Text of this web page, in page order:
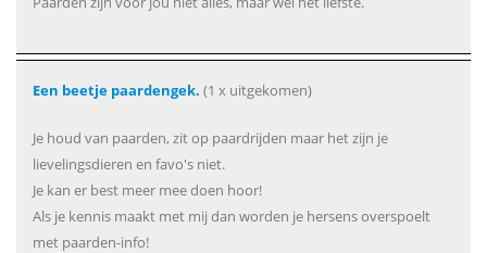
Een beetje paardengek. (1 x uitgekomen)
Je houd van paarden, zit op paardrijden maar het zijn je
lievelingsdieren en favo's niet.
Je kan er best meer mee doen hoor!
Als je kennis maakt met mij dan worden je hersens overspoelt
met paarden-info!